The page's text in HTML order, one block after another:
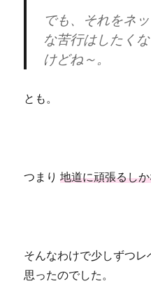
でも、それをネ
な苦行はしたく
けどね～。
とも。
つまり地道に頑張るし
そんなわけで少しずつレ
思ったのでした。